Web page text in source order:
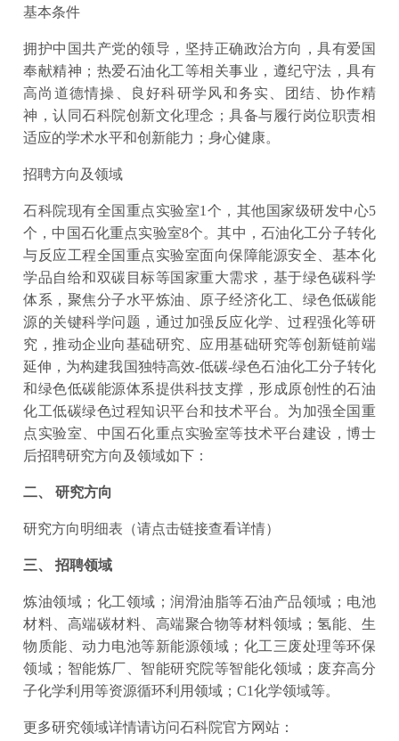
基本条件
拥护中国共产党的领导，坚持正确政治方向，具有爱国
奉献精神；热爱石油化工等相关事业，遵纪守法，具有
高尚道德情操、良好科研学风和务实、团结、协作精
神，认同石科院创新文化理念；具备与履行岗位职责相
适应的学术水平和创新能力；身心健康。
招聘方向及领域
石科院现有全国重点实验室1个，其他国家级研发中心5
个，中国石化重点实验室8个。其中，石油化工分子转化
与反应工程全国重点实验室面向保障能源安全、基本化
学品自给和双碳目标等国家重大需求，基于绿色碳科学
体系，聚焦分子水平炼油、原子经济化工、绿色低碳能
源的关键科学问题，通过加强反应化学、过程强化等研
究，推动企业向基础研究、应用基础研究等创新链前端
延伸，为构建我国独特高效-低碳-绿色石油化工分子转化
和绿色低碳能源体系提供科技支撑，形成原创性的石油
化工低碳绿色过程知识平台和技术平台。为加强全国重
点实验室、中国石化重点实验室等技术平台建设，博士
后招聘研究方向及领域如下：
二、 研究方向
研究方向明细表（请点击链接查看详情）
三、 招聘领域
炼油领域；化工领域；润滑油脂等石油产品领域；电池
材料、高端碳材料、高端聚合物等材料领域；氢能、生
物质能、动力电池等新能源领域；化工三废处理等环保
领域；智能炼厂、智能研究院等智能化领域；废弃高分
子化学利用等资源循环利用领域；C1化学领域等。
更多研究领域详情请访问石科院官方网站：